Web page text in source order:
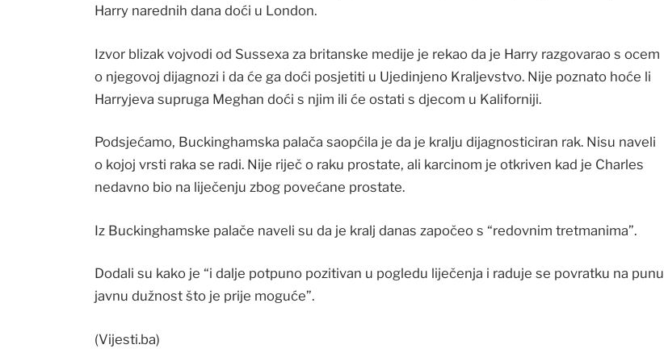
Harry narednih dana doći u London.
Izvor blizak vojvodi od Sussexa za britanske medije je rekao da je Harry razgovarao s ocem
o njegovoj dijagnozi i da će ga doći posjetiti u Ujedinjeno Kraljevstvo. Nije poznato hoće li
Harryjeva supruga Meghan doći s njim ili će ostati s djecom u Kaliforniji.
Podsjećamo, Buckinghamska palača saopćila je da je kralju dijagnosticiran rak. Nisu naveli
o kojoj vrsti raka se radi. Nije riječ o raku prostate, ali karcinom je otkriven kad je Charles
nedavno bio na liječenju zbog povećane prostate.
Iz Buckinghamske palače naveli su da je kralj danas započeo s “redovnim tretmanima”.
Dodali su kako je “i dalje potpuno pozitivan u pogledu liječenja i raduje se povratku na punu
javnu dužnost što je prije moguće”.
(Vijesti.ba)